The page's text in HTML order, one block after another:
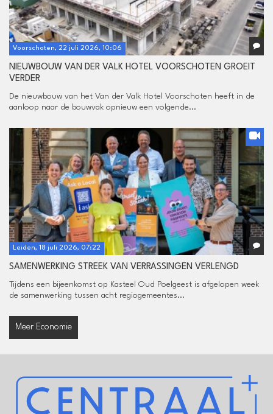
Voorschoten, 22 juli 2026, 10:06
NIEUWBOUW VAN DER VALK HOTEL VOORSCHOTEN GROEIT
VERDER
De nieuwbouw van het Van der Valk Hotel Voorschoten heeft in de
aanloop naar de bouwvak opnieuw een volgende...
Leiden, 18 juli 2026, 07:22
SAMENWERKING STREEK VAN VERRASSINGEN VERLENGD
Tijdens een bijeenkomst op Kasteel Oud Poelgeest is afgelopen week
de samenwerking tussen acht regiogemeentes...
Meer Economie